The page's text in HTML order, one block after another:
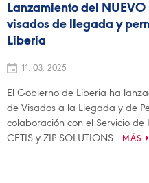
Lanzamiento del
visados de llegada y
Liberia
11. 03. 2025
El Gobierno de Liberia ha
de Visados a la Llegada y de
colaboración con el Servicio
CETIS y ZIP SOLUTIONS.
MÁS